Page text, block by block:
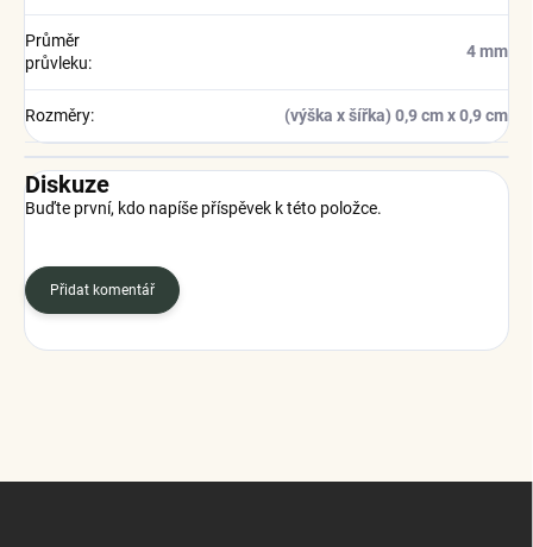
Průměr
průvleku:
4 mm
Rozměry: (výška x šířka) 0,9 cm x 0,9 cm
Diskuze
Buďte první, kdo napíše příspěvek k této položce.
Přidat komentář